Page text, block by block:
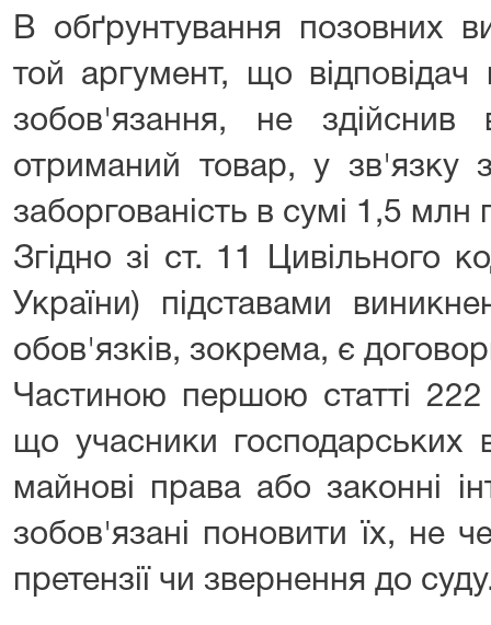
В обґрунтування позовних
той аргумент, що
зобов'язання, не здійснив
отриманий товар, у зв'язку
заборгованість в сумі 1,5 млн
Згідно зі ст. 11 Цивільного
України) підставами
обов'язків, зокрема, є
Частиною першою статті
що учасники господарських
майнові права або законні
зобов'язані поновити їх, не
претензії чи звернення до